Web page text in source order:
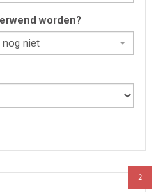
worden?
nog niet
2